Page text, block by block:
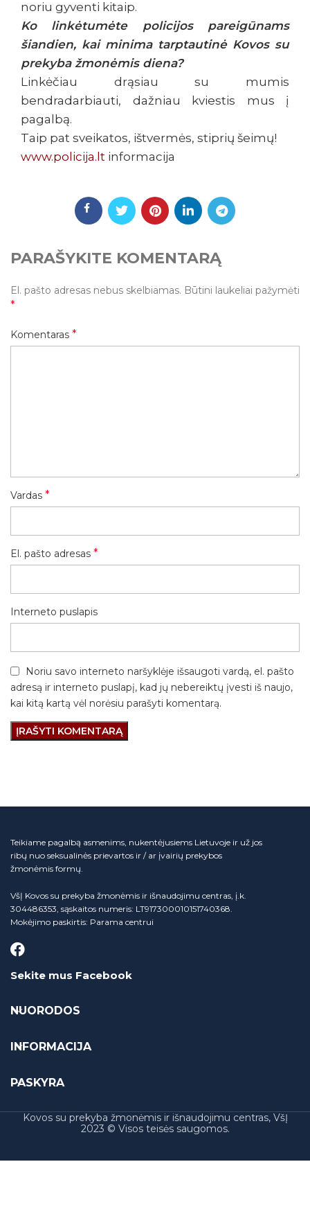
noriu gyventi kitaip.
Ko linkėtumėte policijos pareigūnams
šiandien, kai minima tarptautinė Kovos su
prekyba žmonėmis diena?
Linkėčiau drąsiau su mumis
bendradarbiauti, dažniau kviestis mus į
pagalbą.
Taip pat sveikatos, ištvermės, stiprių šeimų!
www.policija.lt informacija
PARAŠYKITE KOMENTARĄ
El. pašto adresas nebus skelbiamas. Būtini laukeliai pažymėti
*
Komentaras *
Vardas *
El. pašto adresas *
Interneto puslapis
Noriu savo interneto naršyklėje išsaugoti vardą, el. pašto
adresą ir interneto puslapį, kad jų nebereiktų įvesti iš naujo,
kai kitą kartą vėl norėsiu parašyti komentarą.
Teikiame pagalbą asmenims, nukentėjusiems Lietuvoje ir už jos
ribų nuo seksualinės prievartos ir / ar įvairių prekybos
žmonėmis formų.
VšĮ Kovos su prekyba žmonėmis ir išnaudojimu centras, į.k.
304486353, sąskaitos numeris: LT917300010151740368.
Mokėjimo paskirtis: Parama centrui
Sekite mus Facebook
NUORODOS
INFORMACIJA
PASKYRA
Kovos su prekyba žmonėmis ir išnaudojimu centras, VšĮ
2023 © Visos teisės saugomos.